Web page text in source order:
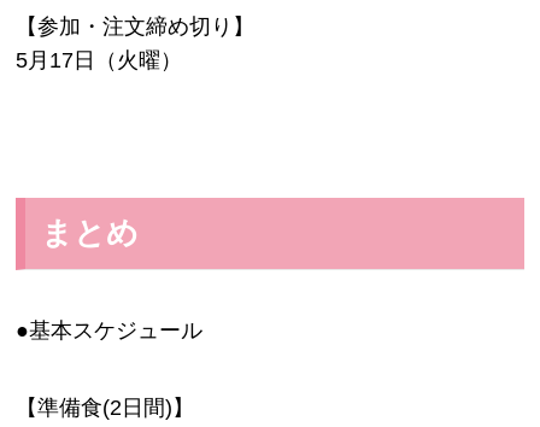
【参加・注文締め切り】
5月17日（火曜）
まとめ
●基本スケジュール
【準備食(2日間)】